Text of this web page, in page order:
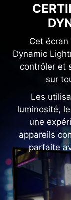
Cet
Dynamic
contrôler et
sur
Les
luminosité,
une
appareils
parfaite